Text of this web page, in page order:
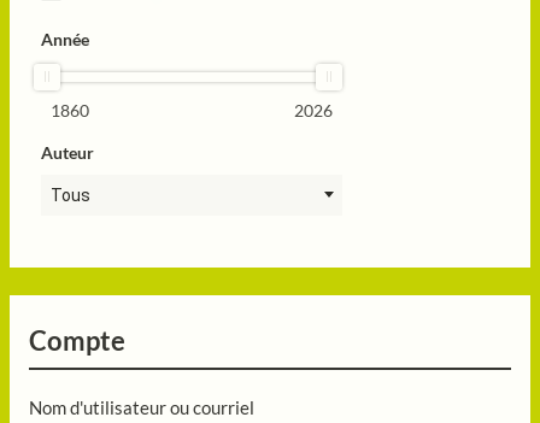
Année
1860 2026
Auteur
Tous
Compte
Nom d'utilisateur ou courriel